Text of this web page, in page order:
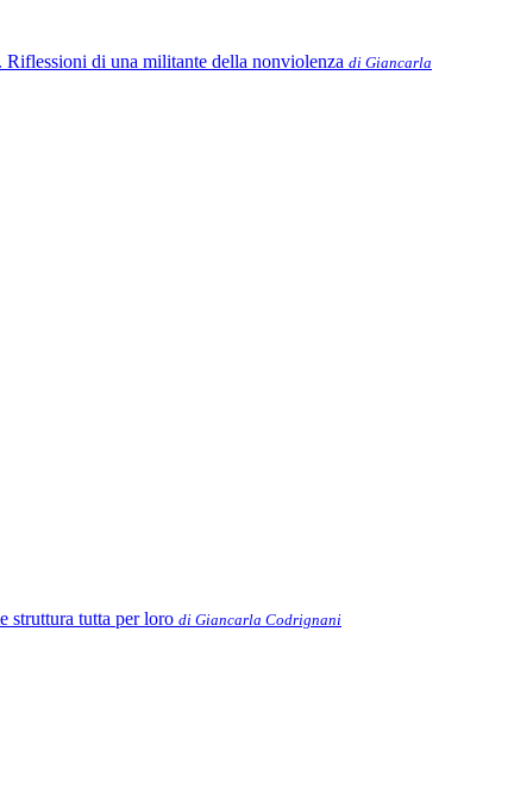
Riflessioni di una militante della nonviolenza di Giancarla
struttura tutta per loro di Giancarla Codrignani